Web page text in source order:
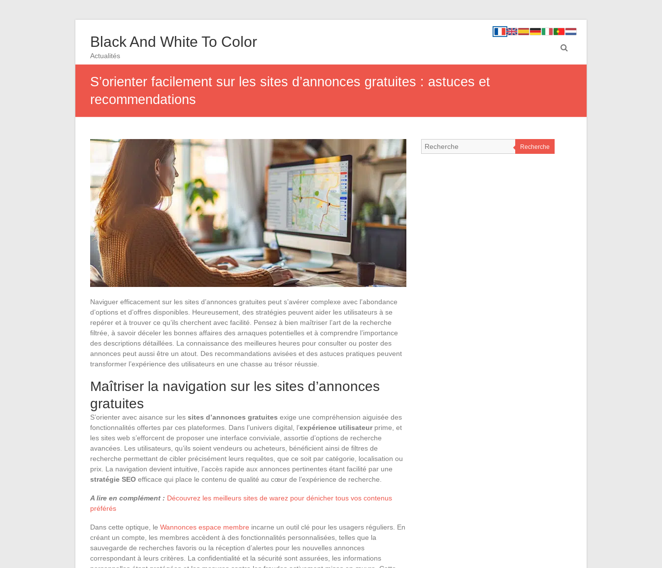
Black And White To Color
Actualités
S’orienter facilement sur les sites d’annonces gratuites : astuces et
recommendations
Naviguer efficacement sur les sites d’annonces gratuites peut s’avérer complexe avec l’abondance
d’options et d’offres disponibles. Heureusement, des stratégies peuvent aider les utilisateurs à se
repérer et à trouver ce qu’ils cherchent avec facilité. Pensez à bien maîtriser l’art de la recherche
filtrée, à savoir déceler les bonnes affaires des arnaques potentielles et à comprendre l’importance
des descriptions détaillées. La connaissance des meilleures heures pour consulter ou poster des
annonces peut aussi être un atout. Des recommandations avisées et des astuces pratiques peuvent
transformer l’expérience des utilisateurs en une chasse au trésor réussie.
Maîtriser la navigation sur les sites d’annonces
gratuites
S’orienter avec aisance sur les sites d’annonces gratuites exige une compréhension aiguisée des
fonctionnalités offertes par ces plateformes. Dans l’univers digital, l’expérience utilisateurprime, et
les sites web s’efforcent de proposer une interface conviviale, assortie d’options de recherche
avancées. Les utilisateurs, qu’ils soient vendeurs ou acheteurs, bénéficient ainsi de filtres de
recherche permettant de cibler précisément leurs requêtes, que ce soit par catégorie, localisation ou
prix. La navigation devient intuitive, l’accès rapide aux annonces pertinentes étant facilité par une
stratégie SEO efficace qui place le contenu de qualité au cœur de l’expérience de recherche.
A lire en complément : Découvrez les meilleurs sites de warez pour dénicher tous vos contenus
préférés
Dans cette optique, le Wannonces espace membre incarne un outil clé pour les usagers réguliers. En
créant un compte, les membres accèdent à des fonctionnalités personnalisées, telles que la
sauvegarde de recherches favoris ou la réception d’alertes pour les nouvelles annonces
correspondant à leurs critères. La confidentialité et la sécurité sont assurées, les informations
Recherche